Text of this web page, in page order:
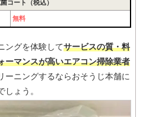
コート（税込）
無料
ングを体験してサービスの質・料
ーマンスが高いエアコン掃除業者
ーニングするならおそうじ本舗に
ょう。